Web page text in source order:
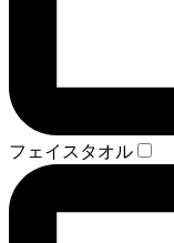
フェイスタオル